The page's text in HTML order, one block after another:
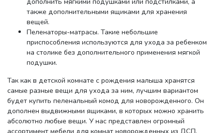
также дополнительными ящиками для хранения
вещей.
Пеленаторы-матрасы. Такие небольшие
приспособления используются для ухода за ребенком
на столике без дополнительного применения мягкой
подушки.
Так как в детской комнате с рождения малыша хранятся
самые разные вещи для ухода за ним, лучшим вариантом
будет купить пеленальный комод для новорожденного. Он
дополнен выдвижными ящиками, в которых можно хранить
абсолютно любые вещи. У нас представлен огромный